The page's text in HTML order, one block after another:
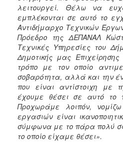
λειτουργεί. Θέλω να
εμπλέκονται σε αυτό το
Αντιδήμαρχο Τεχνικών
Πρόεδρο της ΔΕΠΑΝΑΛ
Τεχνικές Υπηρεσίες του
Δημοτικής μας
τρόπο με τον οποίο
σοβαρότητα, αλλά και την
που είναι αντίστοιχη με
έχουμε θέσει σε αυτό το
Προχωράμε λοιπόν,
εργασιών είναι
σύμφωνα με το πάρα πολύ
το οποίο είχαμε θέσει».